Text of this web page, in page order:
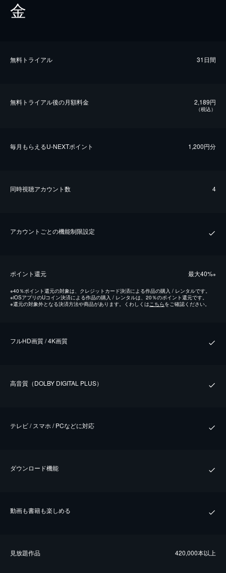
金
無料トライアル 31日間
無料トライアル後の⽉額料金 2,189円
（税込）
毎⽉もらえるU-NEXTポイント 1,200円分
同時視聴アカウント数 4
アカウントごとの機能制限設定
ポイント還元 最⼤40%※
※40％ポイント還元の対象は、クレジットカード決済による作品の購入 / レンタルです。
※iOSアプリのUコイン決済による作品の購入 / レンタルは、20％のポイント還元です。
※還元の対象外となる決済方法や商品があります。くわしくはこちらをご確認ください。
フルHD画質 / 4K画質
⾼⾳質（DOLBY DIGITAL PLUS）
テレビ / スマホ / PCなどに対応
ダウンロード機能
動画も書籍も楽しめる
⾒放題作品 420,000本以上